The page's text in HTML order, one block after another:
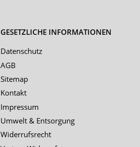
GESETZLICHE INFORMATIONEN
Datenschutz
AGB
Sitemap
Kontakt
Impressum
Umwelt & Entsorgung
Widerrufsrecht